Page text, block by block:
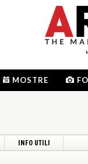
MOSTRE
INFO UTILI